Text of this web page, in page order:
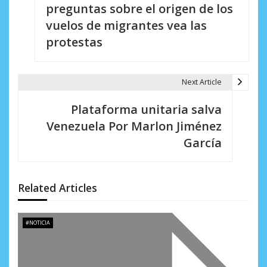
e
e
preguntas sobre el origen de los
vuelos de migrantes vea las
protestas
Next Article
Plataforma unitaria salva
Venezuela Por Marlon Jiménez
García
Related Articles
#NOTICIA